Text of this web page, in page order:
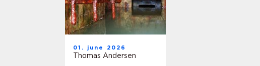
01. june 2026
Thomas Andersen